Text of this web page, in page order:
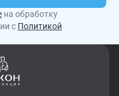
на обработку
с Политикой